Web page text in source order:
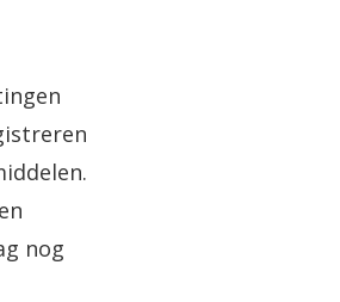
nog